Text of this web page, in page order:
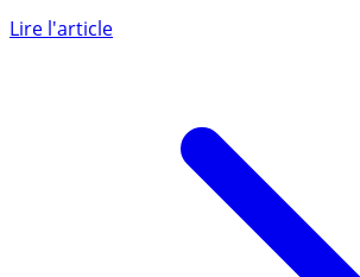
fortes hausses du prix durant trop